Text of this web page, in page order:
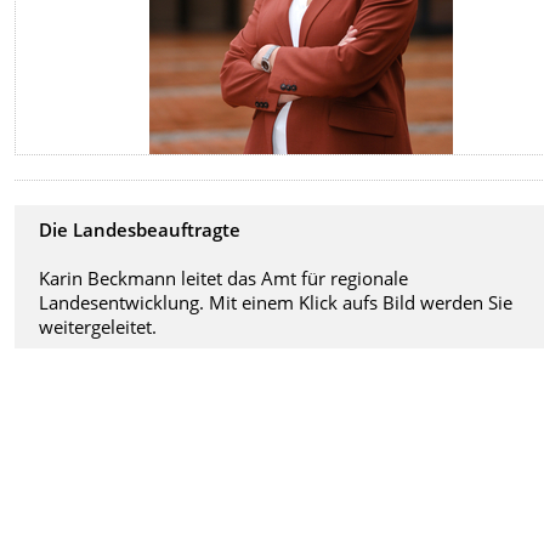
Die Landesbeauftragte
Karin Beckmann leitet das Amt für regionale
Landesentwicklung. Mit einem Klick aufs Bild werden Sie
weitergeleitet.